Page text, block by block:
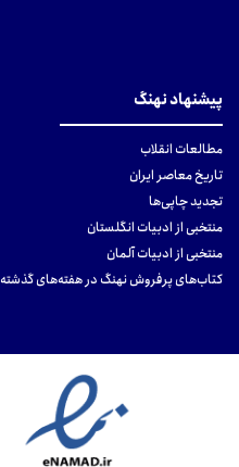
پیشنهاد نهنگ
مطالعات انقلاب
تاریخ معاصر ایران
تجدید چاپی‌ها
منتخبی از ادبیات انگلستان
منتخبی از ادبیات آلمان
کتاب‌های پرفروش نهنگ در هفته‌های گذشته